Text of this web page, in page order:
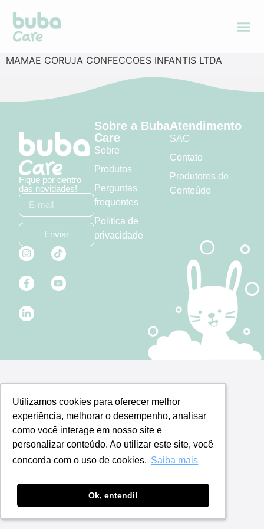
Utilizamos cookies para oferecer melhor
experiência, melhorar o desempenho, analisar
como você interage em nosso site e
personalizar conteúdo. Ao utilizar este site, você
concorda com o uso de cookies. Saiba mais
Ok, entendi!
Utilizamos cookies para oferecer melhor
experiência, melhorar o desempenho, analisar
como você interage em nosso site e
personalizar conteúdo. Ao utilizar este site, você
concorda com o uso de cookies. Saiba mais
Ok, entendi!
MAMAE CORUJA CONFECCOES INFANTIS LTDA
Fique por dentro
das novidades!
Enviar
Sobre a Buba
Care
Sobre
Produtos
Perguntas
frequentes
Política de
privacidade
Atendimento
SAC
Contato
Produtores de
Conteúdo